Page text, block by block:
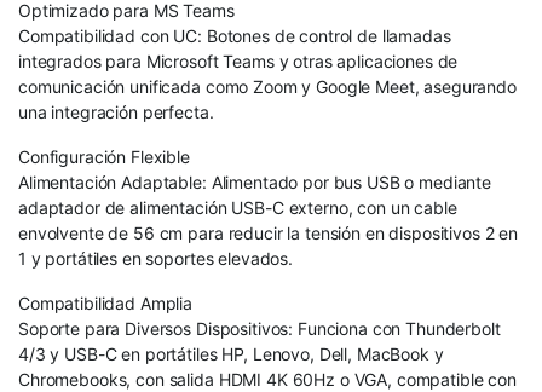
Optimizado para MS Teams
Compatibilidad con UC: Botones de control de llamadas
integrados para Microsoft Teams y otras aplicaciones de
comunicación unificada como Zoom y Google Meet, asegurando
una integración perfecta.
Configuración Flexible
Alimentación Adaptable: Alimentado por bus USB o mediante
adaptador de alimentación USB-C externo, con un cable
envolvente de 56 cm para reducir la tensión en dispositivos 2 en
1 y portátiles en soportes elevados.
Compatibilidad Amplia
Soporte para Diversos Dispositivos: Funciona con Thunderbolt
4/3 y USB-C en portátiles HP, Lenovo, Dell, MacBook y
Chromebooks, con salida HDMI 4K 60Hz o VGA, compatible con